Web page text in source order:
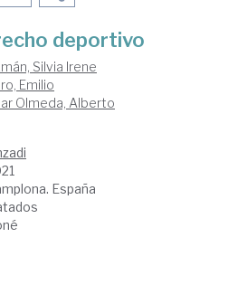
deportivo
Silvia Irene
Emilio
Olmeda, Alberto
España